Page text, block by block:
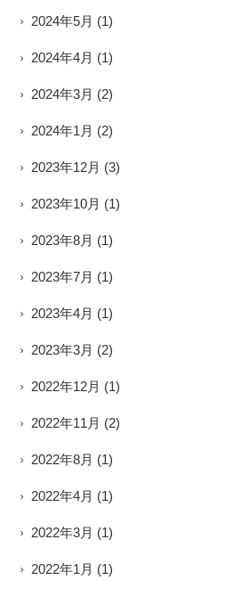
2024年5月 (1)
2024年4月 (1)
2024年3月 (2)
2024年1月 (2)
2023年12月 (3)
2023年10月 (1)
2023年8月 (1)
2023年7月 (1)
2023年4月 (1)
2023年3月 (2)
2022年12月 (1)
2022年11月 (2)
2022年8月 (1)
2022年4月 (1)
2022年3月 (1)
2022年1月 (1)